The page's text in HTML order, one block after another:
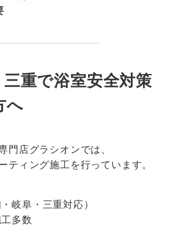
重で浴室安全対策
へ
門店グラシオンでは、
ティング施工を行っています。
岐阜・三重対応）
多数